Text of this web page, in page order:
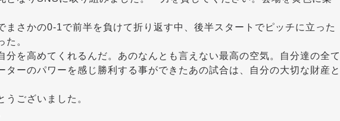
まさかの0-1で前半を負けて折り返す中、後半スタートでピッチに立った
た。
分を高めてくれるんだ。あのなんとも言えない最高の空気。自分達の全て
ターのパワーを感じ勝利する事ができたあの試合は、自分の大切な財産と
うございました。